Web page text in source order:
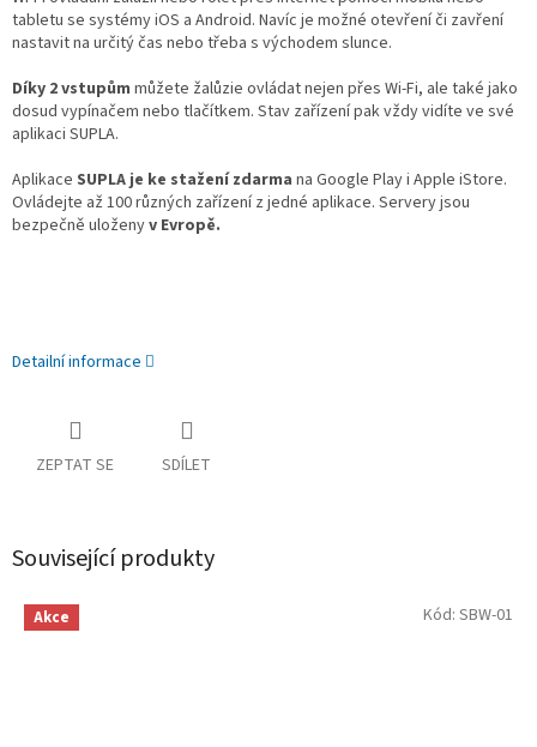
tabletu se systémy iOS a Android. Navíc je možné otevření či zavření
nastavitna určitý čas nebo třeba s východem slunce.
Díky 2 vstupům můžete žalůzie ovládat nejen přes Wi-Fi, ale také jako
dosud vypínačem nebo tlačítkem. Stav zařízení pak vždy vidíte ve své
aplikaci SUPLA.
Aplikace SUPLA je ke stažení zdarma na Google Play i Apple iStore.
Ovládejte až 100 různých zařízeníz jedné aplikace. Servery jsou
bezpečně uloženyv Evropě.
Detailní informace
ZEPTAT SE SDÍLET
Související produkty
Akce Kód: SBW-01